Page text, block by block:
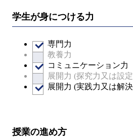
学生が身につける力
専門力
教養力
コミュニケーション力
展開力 (探究力又は設
展開力 (実践力又は解
授業の進め方